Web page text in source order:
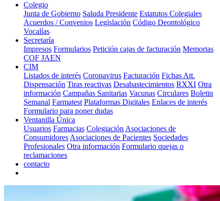
Colegio
Junta de Gobierno Saluda Presidente Estatutos Colegiales
Acuerdos / Convenios Legislación Código Deontológico
Vocalías
Secretaría
Impresos Formularios Petición cajas de facturación Memorias
COF JAEN
CIM
Listados de interés Coronavirus Facturación Fichas Att.
Dispensación Tiras reactivas Desabastecimientos RXXI Otra
información Campañas Sanitarias Vacunas Circulares Boletin
Semanal Farmatest Plataformas Digitales Enlaces de interés
Formulario para poner dudas
Ventanilla Única
Usuarios Farmacias Colegiación Asociaciones de
Consumidores Asociaciones de Pacientes Sociedades
Profesionales Otra información Formulario quejas o
reclamaciones
contacto